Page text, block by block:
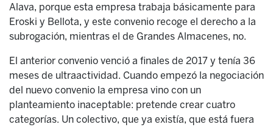
Alava, porque esta empresa trabaja básicamente para
Eroski y Bellota, y este convenio recoge el derecho a la
subrogación, mientras el de Grandes Almacenes, no.
El anterior convenio venció a finales de 2017 y tenía 36
meses de ultraactividad. Cuando empezó la negociación
del nuevo convenio la empresa vino con un
planteamiento inaceptable: pretende crear cuatro
categorías. Un colectivo, que ya existía, que está fuera